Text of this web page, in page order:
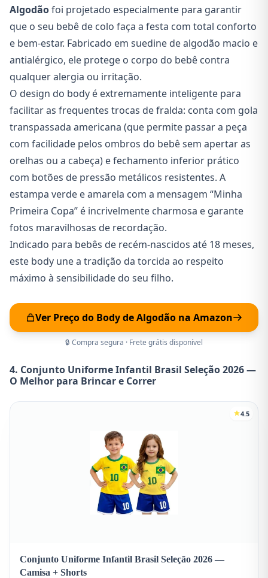
Algodãofoi projetado especialmente para garantir
que o seu bebê de colo faça a festa com total conforto
e bem-estar. Fabricado em suedine de algodão macio e
antialérgico, ele protege o corpo do bebê contra
qualquer alergia ou irritação.
O design do body é extremamente inteligente para
facilitar as frequentes trocas de fralda: conta com gola
transpassada americana (que permite passar a peça
com facilidade pelos ombros do bebê sem apertar as
orelhas ou a cabeça) e fechamento inferior prático
com botões de pressão metálicos resistentes. A
estampa verde e amarela com a mensagem “Minha
Primeira Copa” é incrivelmente charmosa e garante
fotos maravilhosas de recordação.
Indicado para bebês de recém-nascidos até 18 meses,
este body une a tradição da torcida ao respeito
máximo à sensibilidade do seu filho.
Ver Preço do Body de Algodão na Amazon
🔒 Compra segura · Frete grátis disponível
4. Conjunto Uniforme Infantil Brasil Seleção 2026 —
O Melhor para Brincar e Correr
4.5
Conjunto Uniforme Infantil Brasil Seleção 2026 —
Camisa + Shorts